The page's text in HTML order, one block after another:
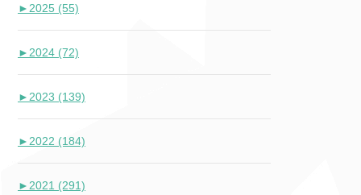
► 2025 (55)
► 2024 (72)
► 2023 (139)
► 2022 (184)
► 2021 (291)